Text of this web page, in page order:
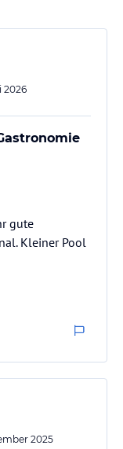
privaten
in unmittelbarer
oder an Land?
Archipel an
Wandern, Segeln,
Alle Angaben
Bitte
2026
gute
Kleiner Pool
2025